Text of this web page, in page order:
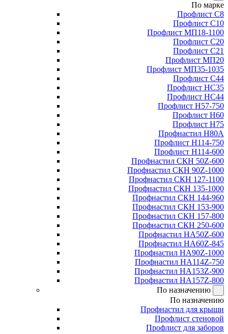
По марке
Профлист С8
Профлист С10
Профлист МП18-1100
Профлист С20
Профлист С21
Профлист МП20
Профлист МП35-1035
Профлист С44
Профлист НС35
Профлист НС44
Профлист Н57-750
Профлист Н60
Профлист Н75
Профнастил Н80А
Профлист Н114-750
Профлист Н114-600
Профнастил СКН 50Z-600
Профнастил СКН 90Z-1000
Профнастил СКН 127-1100
Профнастил СКН 135-1000
Профнастил СКН 144-960
Профнастил СКН 153-900
Профнастил СКН 157-800
Профнастил СКН 250-600
Профнастил НА50Z-600
Профнастил НА60Z-845
Профнастил НА90Z-1000
Профнастил НА114Z-750
Профнастил НА153Z-900
Профнастил НА157Z-800
По назначению
По назначению
Профнастил для крыши
Профлист стеновой
Профлист для заборов